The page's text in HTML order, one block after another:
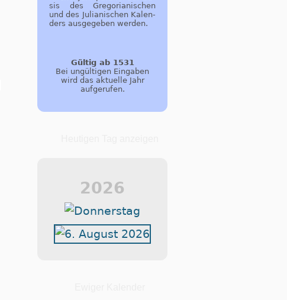
sis des Gre­go­ri­a­ni­schen
und des Ju­li­a­ni­schen Ka­len­
ders aus­ge­ge­ben wer­den.
Gültig ab 1531
Bei ungültigen Eingaben
wird das aktuelle Jahr
aufgerufen.
2026